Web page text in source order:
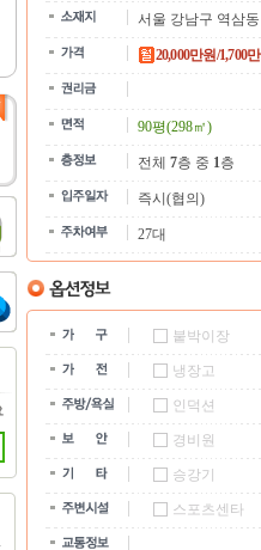
서울 강남구 역삼동
20,000만원/1,700
90평(298㎡)
전체 7층 중 1층
즉시(협의)
27대
붙박이장
냉장고
인덕션
경비원
승강기
스포츠센타